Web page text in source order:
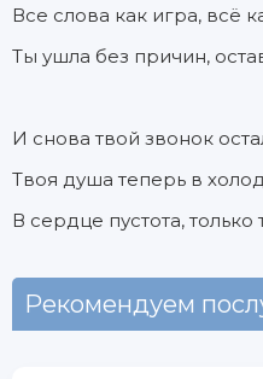
Все слова как игра, всё
Ты ушла без причин,
И снова твой звонок
Твоя душа теперь в
В сердце пустота, только
Рекомендуем